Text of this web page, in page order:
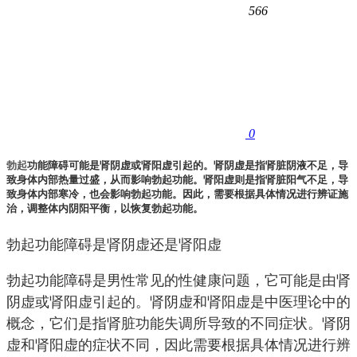
566
0
勃起功能障碍可能是肾阴虚或肾阳虚引起的。肾阴虚是指肾脏阴液不足，导
致身体内部热量过盛，从而影响勃起功能。肾阳虚则是指肾脏阳气不足，导
致身体内部寒冷，也会影响勃起功能。因此，需要根据具体情况进行辨证施
治，调整体内阴阳平衡，以恢复勃起功能。
勃起功能障碍是肾阴虚还是肾阳虚
勃起功能障碍是男性常见的性健康问题，它可能是由肾
阴虚或肾阳虚引起的。肾阴虚和肾阳虚是中医理论中的
概念，它们是指肾脏功能失调所导致的不同症状。肾阴
虚和肾阳虚的症状不同，因此需要根据具体情况进行辨